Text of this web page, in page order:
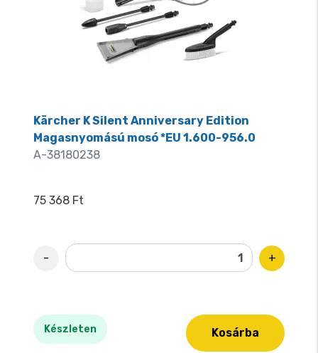
Kärcher K Silent Anniversary Edition
Magasnyomású mosó *EU 1.600-956.0
A-38180238
75 368 Ft
- +
Készleten Kosárba